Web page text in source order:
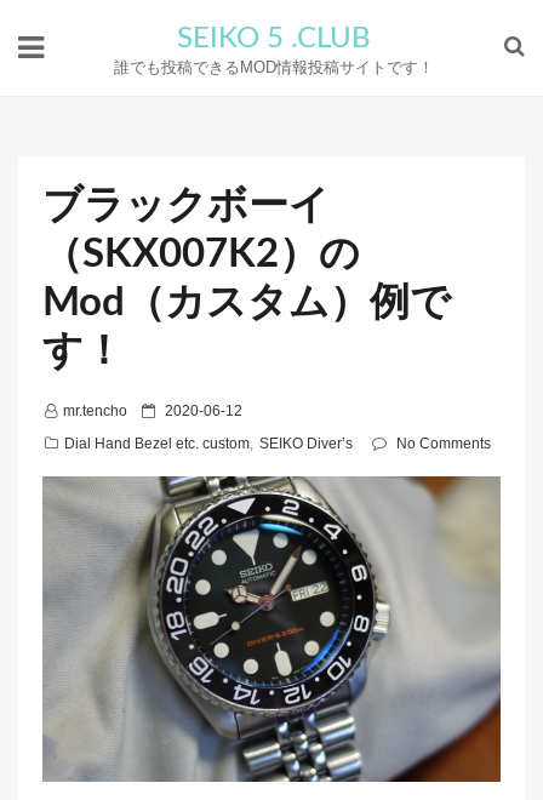
SEIKO 5 .CLUB
誰でも投稿できるMOD情報投稿サイトです！
ブラックボーイ
（SKX007K2）の
Mod（カスタム）例で
す！
mr.tencho
P
o
t
e
d
o
n
2020-06-12
Dial Hand Bezel etc. custom, SEIKO Diver’s No Comments